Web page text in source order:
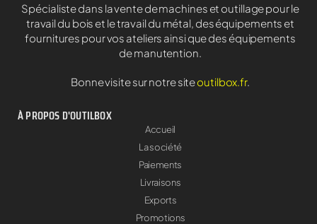
Spécialiste dans la vente de machines et outillage pour le
travail du bois et le travail du métal, des équipements et
fournitures pour vos ateliers ainsi que des équipements
de manutention.
Bonne visite sur notre siteoutilbox.fr.
À PROPOS D'OUTILBOX
Accueil
La société
Paiements
Livraisons
Exports
Promotions